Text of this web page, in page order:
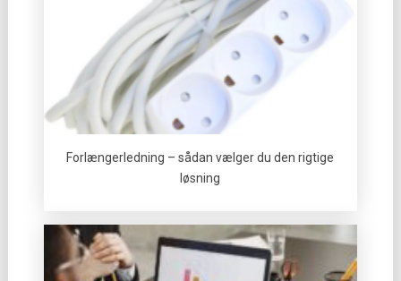
Forlængerledning – sådan vælger du den rigtige
løsning